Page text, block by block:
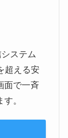
ステム
超える安
面で一斉
。